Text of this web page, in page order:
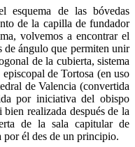
esquema de las bóvedas
de la capilla de fundador
volvemos a encontrar el
de ángulo que permiten unir
de la cubierta, sistema
de Tortosa (en uso
de Valencia (convertida
por iniciativa del obispo
realizada después de la
de la sala capitular de
por él des de un principio.